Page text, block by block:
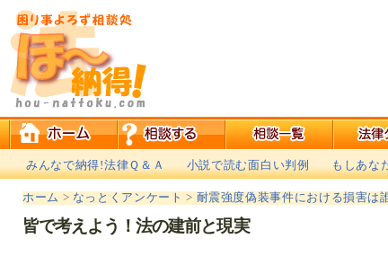
みんなで納得!法律Ｑ＆Ａ 小説で読む面白い判例 もしあな
ホーム > なっとくアンケート > 耐震強度偽装事件における損害は
皆で考えよう！法の建前と現実